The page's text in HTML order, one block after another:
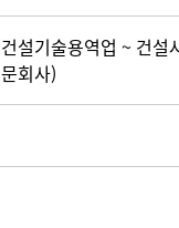
건설기술용역업 ~ 건설
문회사)